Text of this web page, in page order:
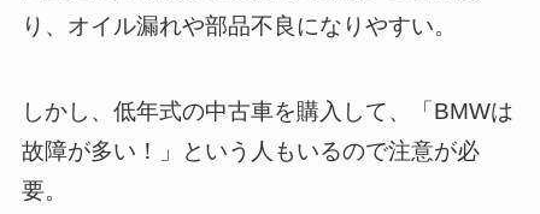
り、オイル漏れや部品不良になりやすい。
しかし、低年式の中古車を購入して、「BMWは
故障が多い！」という人もいるので注意が必
要。